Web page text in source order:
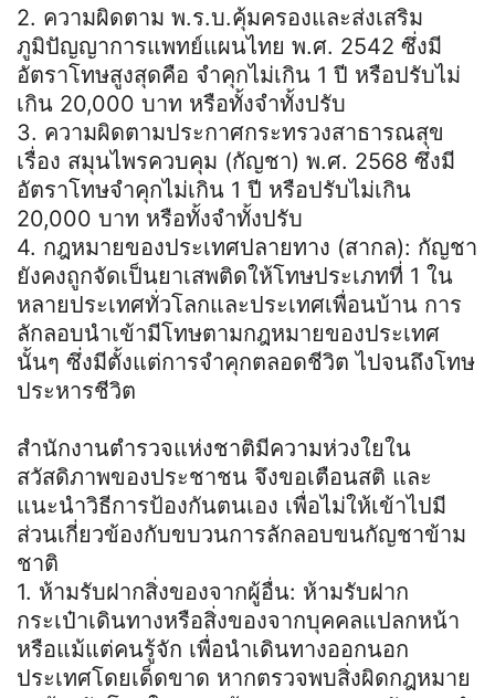
2. ความผิดตาม พ.ร.บ.คุ้มครองและส่งเสริม
ภูมิปัญญาการแพทย์แผนไทย พ.ศ. 2542 ซึ่งมี
อัตราโทษสูงสุดคือ จำคุกไม่เกิน 1 ปี หรือปรับไม่
เกิน 20,000 บาท หรือทั้งจำทั้งปรับ
3. ความผิดตามประกาศกระทรวงสาธารณสุข
เรื่อง สมุนไพรควบคุม (กัญชา) พ.ศ. 2568 ซึ่งมี
อัตราโทษจำคุกไม่เกิน 1 ปี หรือปรับไม่เกิน
20,000 บาท หรือทั้งจำทั้งปรับ
4. กฎหมายของประเทศปลายทาง (สากล): กัญชา
ยังคงถูกจัดเป็นยาเสพติดให้โทษประเภทที่ 1 ใน
หลายประเทศทั่วโลกและประเทศเพื่อนบ้าน การ
ลักลอบนำเข้ามีโทษตามกฎหมายของประเทศ
นั้นๆ ซึ่งมีตั้งแต่การจำคุกตลอดชีวิต ไปจนถึงโทษ
ประหารชีวิต
สำนักงานตำรวจแห่งชาติมีความห่วงใยใน
สวัสดิภาพของประชาชน จึงขอเตือนสติ และ
แนะนำวิธีการป้องกันตนเอง เพื่อไม่ให้เข้าไปมี
ส่วนเกี่ยวข้องกับขบวนการลักลอบขนกัญชาข้าม
ชาติ
1. ห้ามรับฝากสิ่งของจากผู้อื่น: ห้ามรับฝาก
กระเป๋าเดินทางหรือสิ่งของจากบุคคลแปลกหน้า
หรือแม้แต่คนรู้จัก เพื่อนำเดินทางออกนอก
ประเทศโดยเด็ดขาด หากตรวจพบสิ่งผิดกฎหมาย